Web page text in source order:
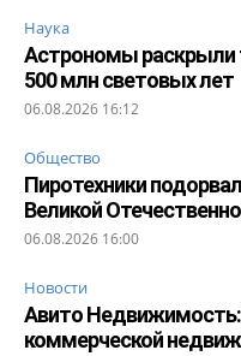
Наука
Астрономы раскрыли
500 млн световых лет
06.08.2026 16:12
Общество
Пиротехники
Великой
06.08.2026 16:00
Новости
Авито Недвижимость:
коммерческой